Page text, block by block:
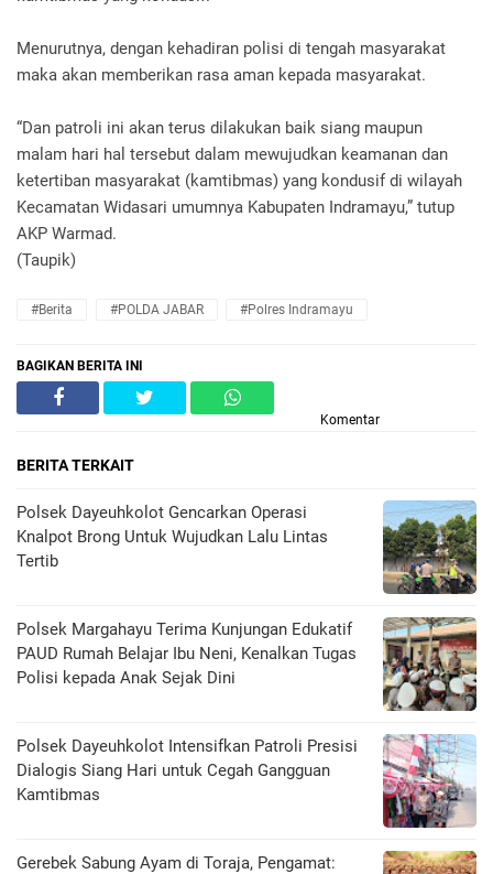
Menurutnya, dengan kehadiran polisi di tengah masyarakat
maka akan memberikan rasa aman kepada masyarakat.
“Dan patroli ini akan terus dilakukan baik siang maupun
malam hari hal tersebut dalam mewujudkan keamanan dan
ketertiban masyarakat (kamtibmas) yang kondusif di wilayah
Kecamatan Widasari umumnya Kabupaten Indramayu,” tutup
AKP Warmad.
(Taupik)
#Berita #POLDA JABAR #Polres Indramayu
BAGIKAN BERITA INI
Komentar
BERITA TERKAIT
Polsek Dayeuhkolot Gencarkan Operasi
Knalpot Brong Untuk Wujudkan Lalu Lintas
Tertib
Polsek Margahayu Terima Kunjungan Edukatif
PAUD Rumah Belajar Ibu Neni, Kenalkan Tugas
Polisi kepada Anak Sejak Dini
Polsek Dayeuhkolot Intensifkan Patroli Presisi
Dialogis Siang Hari untuk Cegah Gangguan
Kamtibmas
Gerebek Sabung Ayam di Toraja, Pengamat: